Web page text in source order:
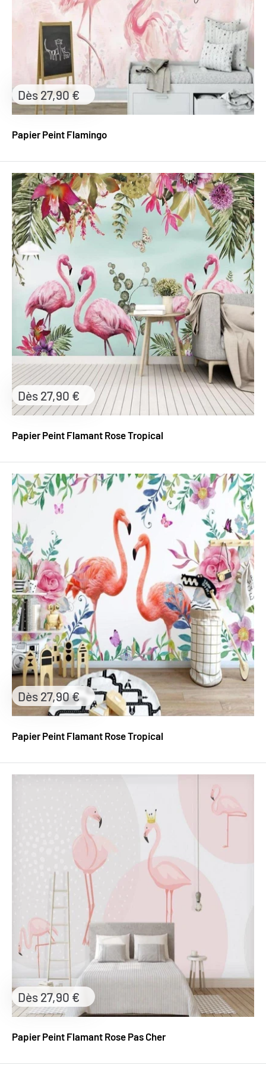
Papier Peint Flamingo
Prix
réduit
Dès 27,90 €
Papier Peint Flamant Rose Tropical
Prix
réduit
Dès 27,90 €
Papier Peint Flamant Rose Tropical
Prix
réduit
Dès 27,90 €
Papier Peint Flamant Rose Pas Cher
Prix
réduit
Dès 27,90 €